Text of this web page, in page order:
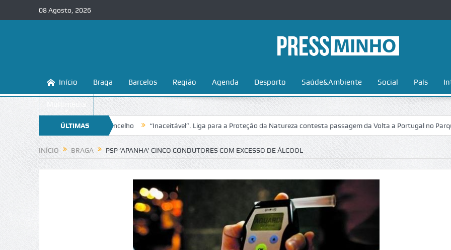
08 Agosto, 2026
Início Braga Barcelos Região Agenda Desporto Saúde&Ambiente Social País
Multimédia
ÚLTIMAS
NOTÍCIAS
as praias fluviais do concelho “Inaceitável”. Liga para a Proteção da Natureza contesta passagem da Volta a Portugal no Parque
INÍCIO BRAGA PSP ‘APANHA’ CINCO CONDUTORES COM EXCESSO DE ÁLCOOL